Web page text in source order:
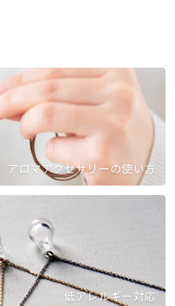
アロマアクセサリーの使い方
低アレルギー対応